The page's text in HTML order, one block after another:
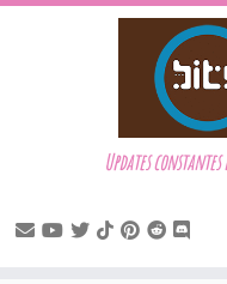
Updates